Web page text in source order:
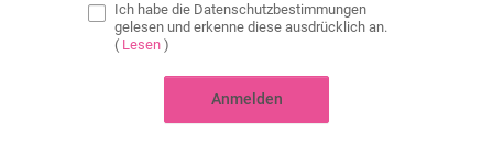
Ich habe die Datenschutzbestimmungen
gelesen und erkenne diese ausdrücklich an.
( Lesen )
Anmelden